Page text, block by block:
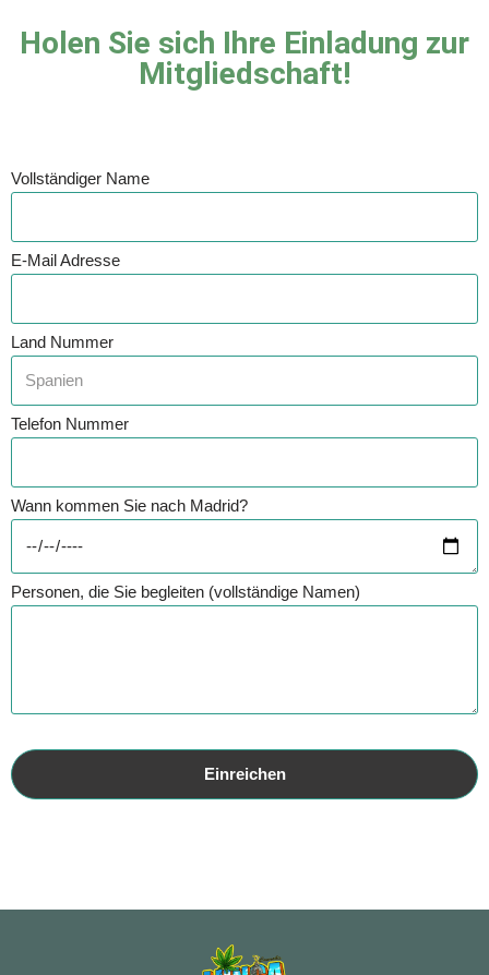
Holen Sie sich Ihre Einladung zur
Mitgliedschaft!
Vollständiger Name
E-Mail Adresse
Land Nummer
Telefon Nummer
Wann kommen Sie nach Madrid?
Personen, die Sie begleiten (vollständige Namen)